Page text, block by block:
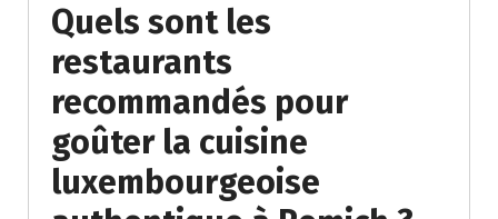
Quels sont les
restaurants
recommandés pour
goûter la cuisine
luxembourgeoise